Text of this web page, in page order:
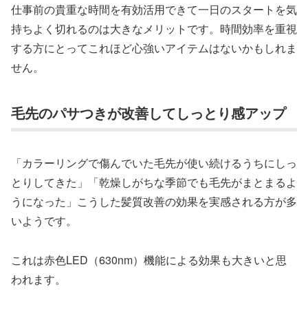
仕事前の貴重な時間を有効活用できて一日のスタートを気
持ちよく切れるのは大きなメリットです。時間効率を重視
する方にとってこれほど心強いアイテムはないかもしれま
せん。
毛先のパサつきが改善してしっとり感アップ
「カラーリングで傷んでいた毛先が使い続けるうちにしっ
とりしてきた」「乾燥しがちな季節でも毛先がまとまるよ
うになった」こうした髪質改善の効果を実感される方が多
いようです。
これは赤色LED（630nm）機能による効果も大きいと思
われます。